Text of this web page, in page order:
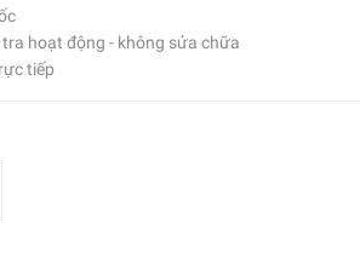
hoạt động - không sửa chữa
tiếp